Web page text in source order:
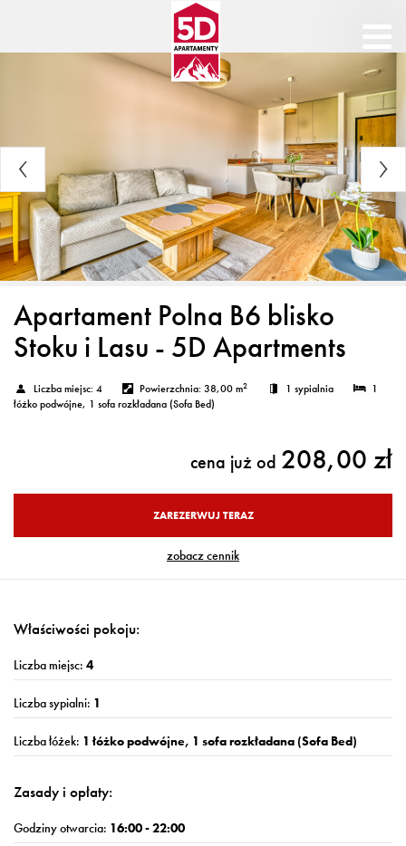
Apartament Polna B6 blisko
Stoku i Lasu - 5D Apartments
Liczba miejsc: 4 Powierzchnia:38,00 m2 1 sypialnia
1
łóżko podwójne, 1 sofa rozkładana (Sofa Bed)
cena już od 208,00 zł
ZAREZERWUJ TERAZ
zobacz cennik
Właściwości pokoju:
Liczba miejsc: 4
Liczba sypialni: 1
Liczba łóżek: 1 łóżko podwójne, 1 sofa rozkładana (Sofa Bed)
Zasady i opłaty:
Godziny otwarcia: 16:00 - 22:00